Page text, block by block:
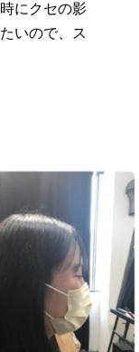
にクセの影
いので、ス